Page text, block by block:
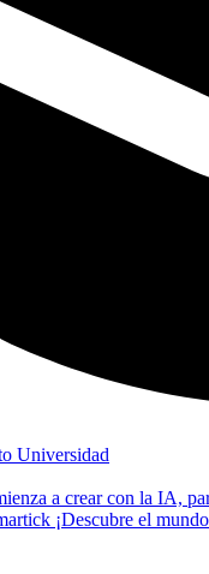
Universidad
a crear con la IA,
¡Descubre el